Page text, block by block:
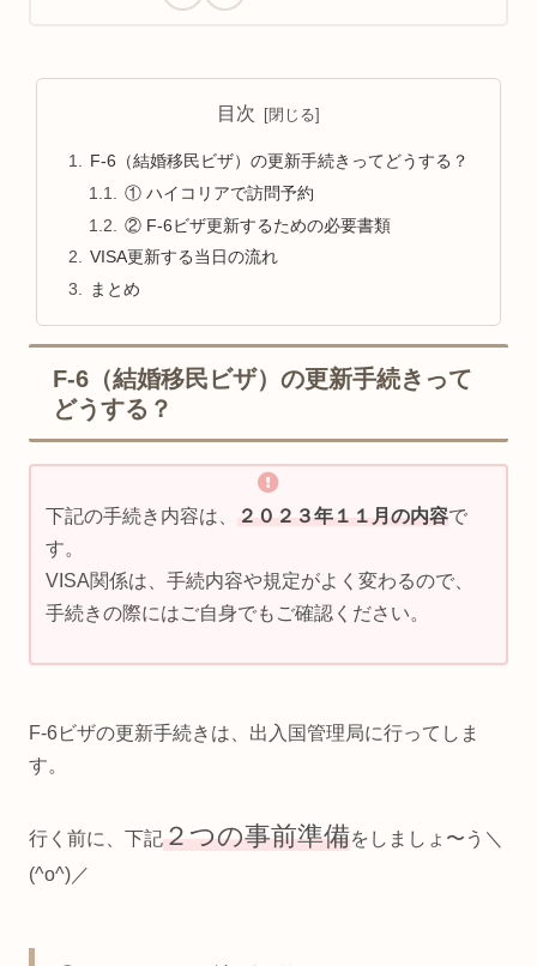
目次
F-6（結婚移民ビザ）の更新手続きってどうする？
① ハイコリアで訪問予約
② F-6ビザ更新するための必要書類
VISA更新する当日の流れ
まとめ
F-6（結婚移民ビザ）の更新手続きって
どうする？
下記の手続き内容は、 ２０２３年１１月の内容で
す。
VISA関係は、手続内容や規定がよく変わるので、
手続きの際にはご自身でもご確認ください。
F-6ビザの更新手続きは、出入国管理局に行ってしま
す。
行く前に、下記２つの事前準備をしましょ〜う＼
(^o^)／